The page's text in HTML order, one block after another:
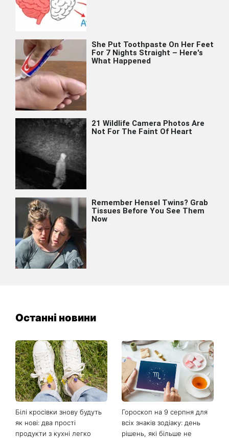
Останні новини
Білі кросівки знову будуть
як нові: два прості
продукти з кухні легко
Гороскоп на 9 серпня для
всіх знаків зодіаку: день
рішень, які більше не